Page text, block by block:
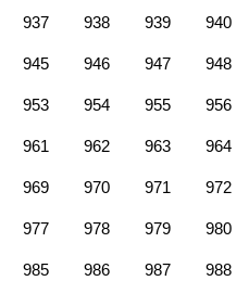
937 938 939 940
945 946 947 948
953 954 955 956
961 962 963 964
969 970 971 972
977 978 979 980
985 986 987 988